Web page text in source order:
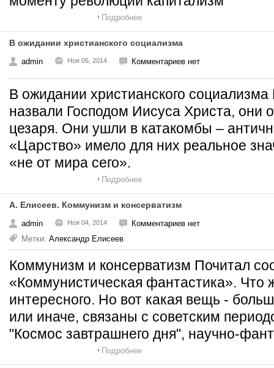
Подробнее
В ожидании христианского социализма
admin Ноя 05, 2014 Комментариев нет
В ожидании христианского социализма
назвали Господом Иисуса Христа, они
цезаря. Они ушли в катакомбы –
«Царство» имело для них реальное
«не от мира сего».
Подробнее
А. Елисеев. Коммунизм и консерватизм
admin Ноя 04, 2014
Комментариев нет
Метки: Александр Елисеев
Коммунизм и консерватизм Почитал
«Коммунистическая фантастика». Что
интересного. Но вот какая вещь -
или иначе, связаны с советским
"Космос завтрашнего дня", научно-
Подробнее